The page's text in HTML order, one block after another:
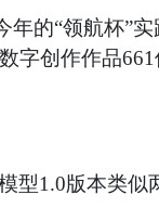
年的“领航杯”
字创作作品
型1.0版本类似